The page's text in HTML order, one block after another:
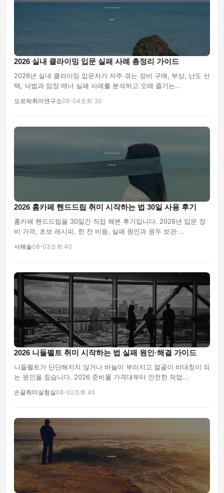
2026 실내 클라이밍 입문 실패 사례 총정리 가이드
2026년 실내 클라이밍 입문자가 자주 겪는 장비 구매, 부상, 난도 선
택, 낙법과 암장 매너 실패 사례를 분석하고 오래 즐기는...
오르락취미연구소08-04조회 30
2026 홈카페 핸드드립 취미 시작하는 법 30일 사용 후기
홈카페 핸드드립을 30일간 직접 해본 후기입니다. 2026년 입문 장
비 가격, 초보 레시피, 한 잔 비용, 실패 원인과 원두 보관·...
서해솔08-03조회 40
2026 니들펠트 취미 시작하는 법 실패 원인·해결 가이드
니들펠트가 단단해지지 않거나 바늘이 부러지고 얼굴이 비대칭이 되
는 원인을 짚습니다. 2026 준비물 가격대부터 안전한 작업...
손끝취미실험실08-02조회 45